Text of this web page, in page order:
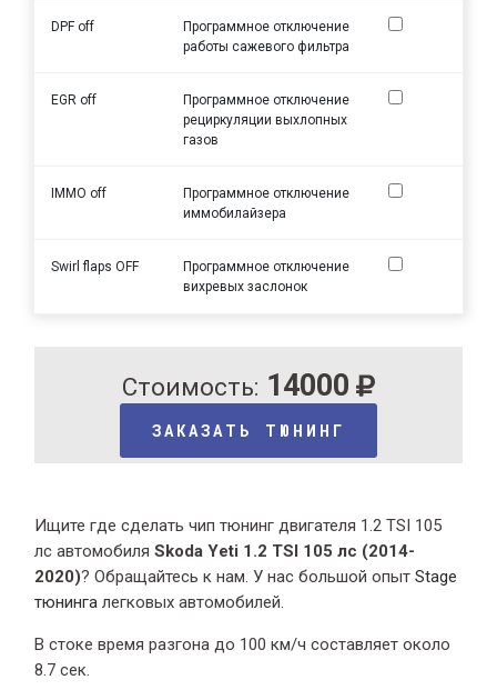
DPF off
Программное отключение
работы сажевого фильтра
EGR off
Программное отключение
рециркуляции выхлопных
газов
IMMO off
Программное отключение
иммобилайзера
Swirl flaps OFF
Программное отключение
вихревых заслонок
Стоимость: 14000
ЗАКАЗАТЬ ТЮНИНГ
Ищите где сделать чип тюнинг двигателя 1.2 TSI 105
лс автомобиляSkoda Yeti 1.2 TSI 105 лс (2014-
2020)? Обращайтесь к нам. У нас большой опытStage
тюнинга легковых автомобилей.
В стоке время разгонадо 100 км/ч составляет около
8.7 сек.